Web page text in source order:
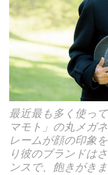
最近最も多く使っ
マモト」の丸メガ
レームが顔の印象
り彼のブランドは
ンスで、飽きがきま